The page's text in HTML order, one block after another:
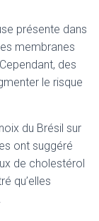
présente dans
membranes
des
le risque
du Brésil sur
ont suggéré
de cholestérol
qu’elles